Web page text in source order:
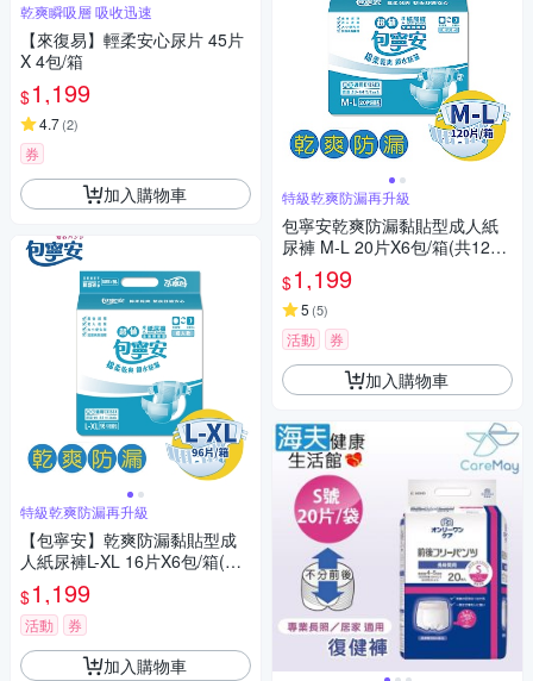
乾爽瞬吸層 吸收迅速
【來復易】輕柔安心尿片 45片
X 4包/箱
$1,199
4.7(2)
券
加入購物車
特級乾爽防漏再升級
【包寧安】乾爽防漏黏貼型成
人紙尿褲L-XL 16片X6包/箱(共9
6片)
$1,199
活動 券
加入購物車
特級乾爽防漏再升級
包寧安乾爽防漏黏貼型成人紙
尿褲 M-L 20片X6包/箱(共120
片)
$1,199
5 (5)
活動 券
加入購物車